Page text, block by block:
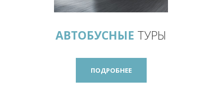
АВТОБУСНЫЕ ТУРЫ
ПОДРОБНЕЕ